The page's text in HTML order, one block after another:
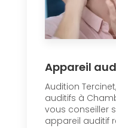
Appareil
Audition
auditifs à
vous conseiller
appareil auditif